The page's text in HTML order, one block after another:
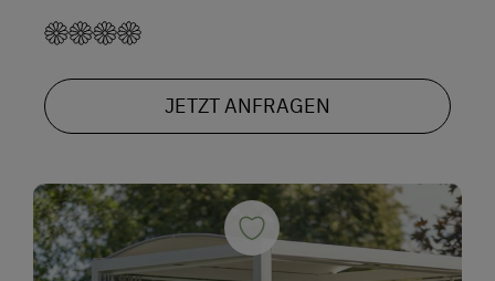
JETZT ANFRAGEN